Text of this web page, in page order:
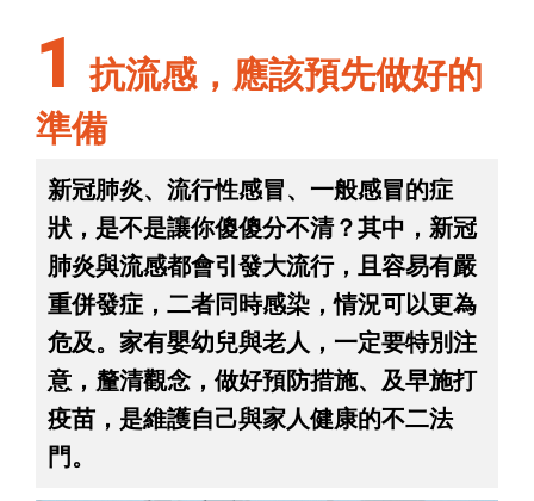
1 抗流感，應該預先做好的
準備
新冠肺炎、流行性感冒、一般感冒的症
狀，是不是讓你傻傻分不清？其中，新冠
肺炎與流感都會引發大流行，且容易有嚴
重併發症，二者同時感染，情況可以更為
危及。家有嬰幼兒與老人，一定要特別注
意，釐清觀念，做好預防措施、及早施打
疫苗，是維護自己與家人健康的不二法
門。